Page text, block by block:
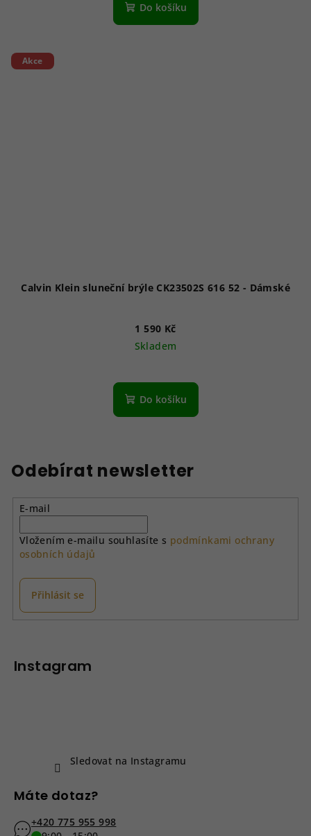
Do košíku
Akce
Calvin Klein sluneční brýle CK23502S 616 52 - Dámské
1 590 Kč
Skladem
Do košíku
Odebírat newsletter
E-mail
Vložením e-mailu souhlasíte s podmínkami ochrany
osobních údajů
Přihlásit se
Instagram
Sledovat na Instagramu
Máte dotaz?
+420 775 955 998